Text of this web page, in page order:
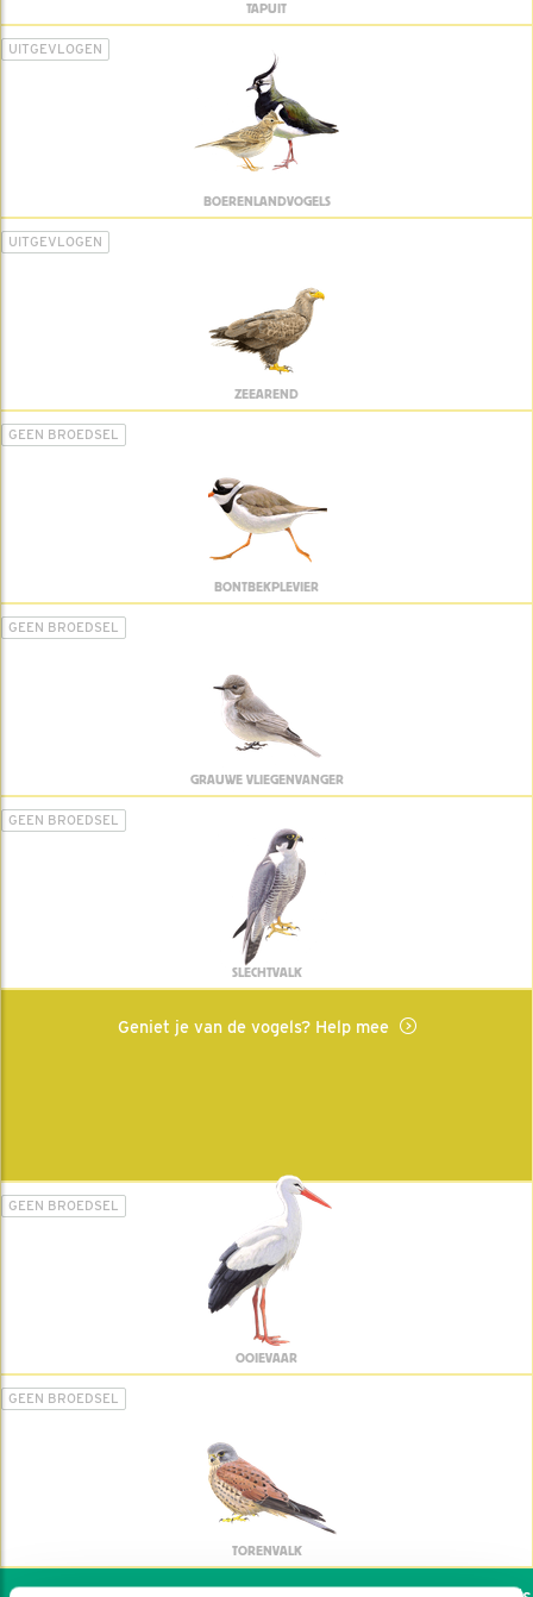
TAPUIT
UITGEVLOGEN
BOERENLANDVOGELS
UITGEVLOGEN
ZEEAREND
GEEN BROEDSEL
BONTBEKPLEVIER
GEEN BROEDSEL
GRAUWE VLIEGENVANGER
GEEN BROEDSEL
SLECHTVALK
Geniet je van de vogels? Help mee
GEEN BROEDSEL
OOIEVAAR
GEEN BROEDSEL
TORENVALK